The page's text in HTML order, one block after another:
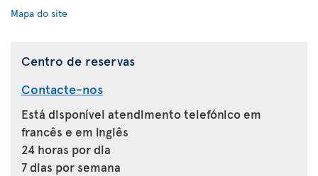
Mapa do site
Centro de reservas
Contacte-nos
Está disponível atendimento telefónico em
francês e em inglês
24 horas por dia
7 dias por semana